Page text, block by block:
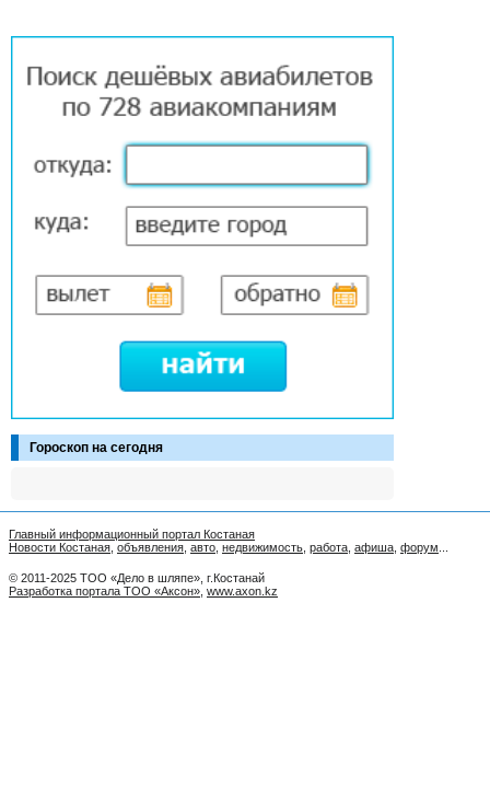
Гороскоп на сегодня
Главный информационный портал Костаная
Новости Костаная объявления авто недвижимость работа афиша форум
© 2011-2025 ТОО «Дело в шляпе», г.Костанай
Разработка портала ТОО «Аксон» www.axon.kz